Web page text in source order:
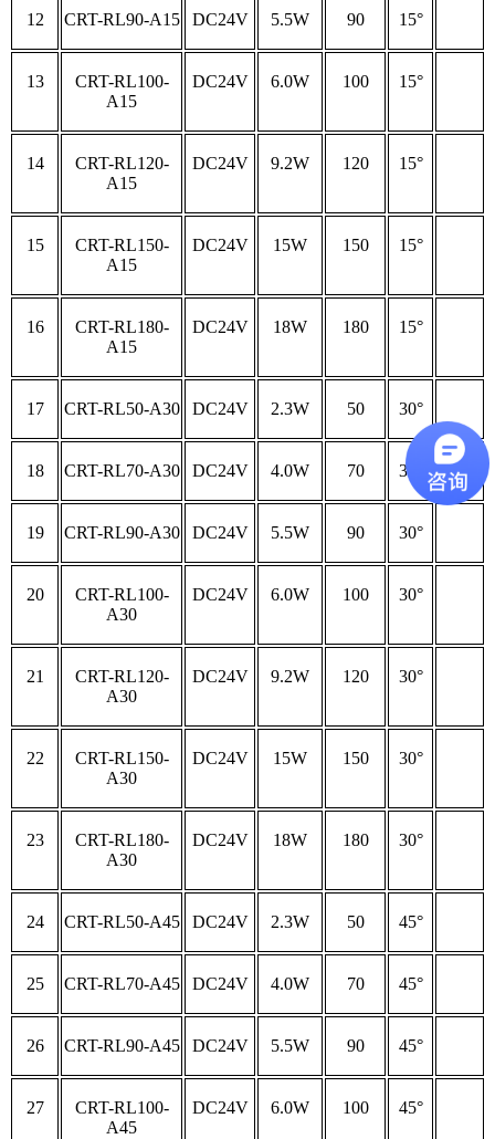
12 CRT-RL90-A15 DC24V 5.5W 90 15°
13
CRT-RL100-
A15
DC24V 6.0W 100 15°
14
CRT-RL120-
A15
DC24V 9.2W 120 15°
15
CRT-RL150-
A15
DC24V 15W 150 15°
16
CRT-RL180-
A15
DC24V 18W 180 15°
17 CRT-RL50-A30 DC24V 2.3W 50 30°
18 CRT-RL70-A30 DC24V 4.0W 70 30°
19 CRT-RL90-A30 DC24V 5.5W 90 30°
20
CRT-RL100-
A30
DC24V 6.0W 100 30°
21
CRT-RL120-
A30
DC24V 9.2W 120 30°
22
CRT-RL150-
A30
DC24V 15W 150 30°
23
CRT-RL180-
A30
DC24V 18W 180 30°
24 CRT-RL50-A45 DC24V 2.3W 50 45°
25 CRT-RL70-A45 DC24V 4.0W 70 45°
26 CRT-RL90-A45 DC24V 5.5W 90 45°
27
CRT-RL100-
A45
DC24V 6.0W 100 45°